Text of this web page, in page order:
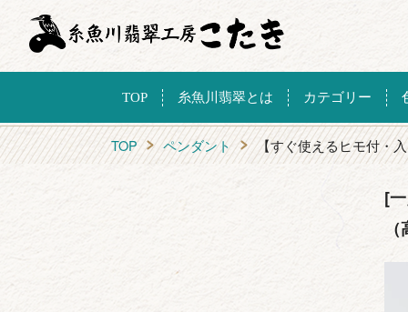
TOP 糸魚川翡翠とは カテゴリー
TOP ペンダント 【すぐ使えるヒモ付・
[